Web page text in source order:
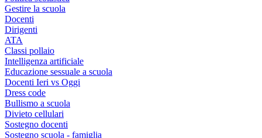
Gestire la scuola
Docenti
Dirigenti
ATA
Classi pollaio
Intelligenza artificiale
Educazione sessuale a scuola
Docenti Ieri vs Oggi
Dress code
Bullismo a scuola
Divieto cellulari
Sostegno docenti
Sostegno scuola - famiglia